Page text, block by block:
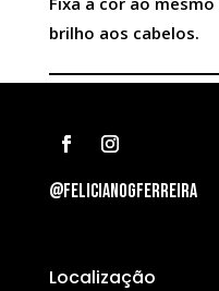
brilho aos cabelos.
@felicianogferreira
Localização